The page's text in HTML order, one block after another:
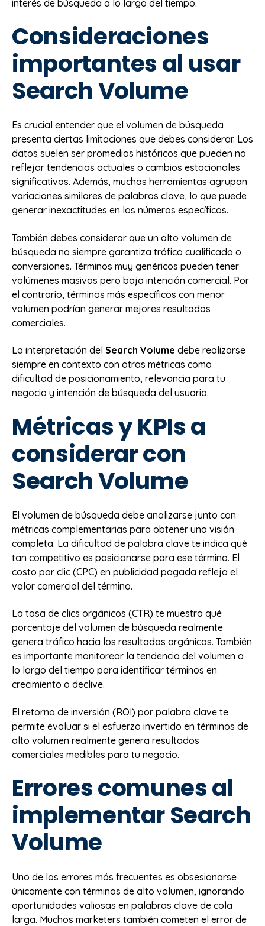
interés de búsqueda a lo largo del tiempo.
Consideraciones
importantes al usar
Search Volume
Es crucial entender que el volumen de búsqueda
presenta ciertas limitaciones que debes considerar. Los
datos suelen ser promedios históricos que pueden no
reflejar tendencias actuales o cambios estacionales
significativos. Además, muchas herramientas agrupan
variaciones similares de palabras clave, lo que puede
generar inexactitudes en los números específicos.
También debes considerar que un alto volumen de
búsqueda no siempre garantiza tráfico cualificado o
conversiones. Términos muy genéricos pueden tener
volúmenes masivos pero baja intención comercial. Por
el contrario, términos más específicos con menor
volumen podrían generar mejores resultados
comerciales.
La interpretación del Search Volume debe realizarse
siempre en contexto con otras métricas como
dificultad de posicionamiento, relevancia para tu
negocio y intención de búsqueda del usuario.
Métricas y KPIs a
considerar con
Search Volume
El volumen de búsqueda debe analizarse junto con
métricas complementarias para obtener una visión
completa. La dificultad de palabra clave te indica qué
tan competitivo es posicionarse para ese término. El
costo por clic (CPC) en publicidad pagada refleja el
valor comercial del término.
La tasa de clics orgánicos (CTR) te muestra qué
porcentaje del volumen de búsqueda realmente
genera tráfico hacia los resultados orgánicos. También
es importante monitorear la tendencia del volumen a
lo largo del tiempo para identificar términos en
crecimiento o declive.
El retorno de inversión (ROI) por palabra clave te
permite evaluar si el esfuerzo invertido en términos de
alto volumen realmente genera resultados
comerciales medibles para tu negocio.
Errores comunes al
implementar Search
Volume
Uno de los errores más frecuentes es obsesionarse
únicamente con términos de alto volumen, ignorando
oportunidades valiosas en palabras clave de cola
larga. Muchos marketers también cometen el error de